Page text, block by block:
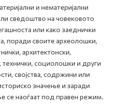
и нематеријални
сведоштво на човековото
или како заеднички
поради своите археолошки,
архитектонски,
социолошки и други
својства, содржини или
значење и заради
се наоѓаат под правен режим.